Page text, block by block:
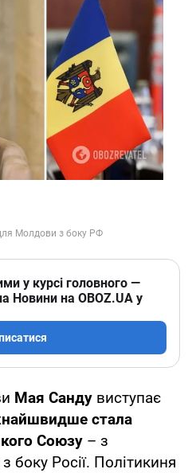
у курсі головного —
Новини на OBOZ.UA у
Мая Санду виступає
стала
Союзу – з
боку Росії. Політикиня